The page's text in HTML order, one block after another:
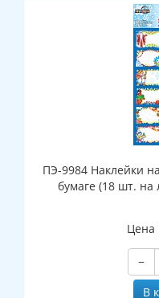
ПЭ-9984 Наклейки
бумаге (18 шт. на
Цена
−
В